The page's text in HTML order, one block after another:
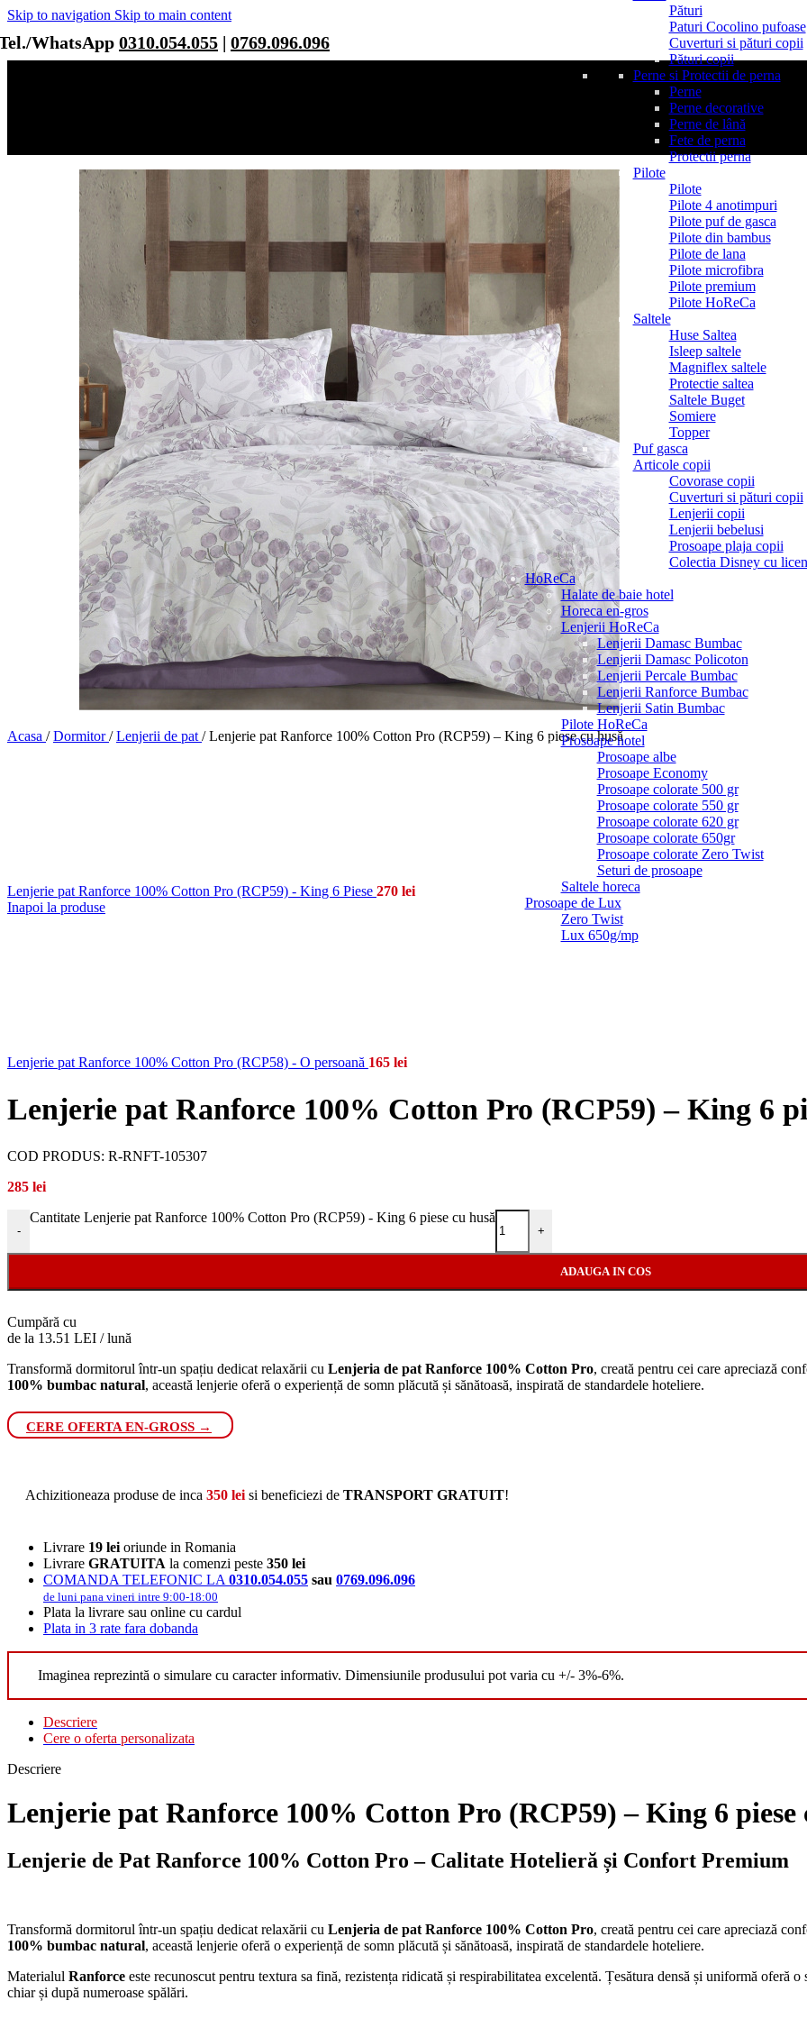
Skip to navigation Skip to main content
WhatsApp 0310.054.055 | 0769.096.096
Pături
Paturi Cocolino pufoase
Cuverturi si pături copii
Pături copii
Perne si Protectii de perna
Perne
Perne decorative
Perne de lână
Fete de perna
Protectii perna
Pilote
Pilote
Pilote 4 anotimpuri
Pilote puf de gasca
Pilote din bambus
Pilote de lana
Pilote microfibra
Pilote premium
Pilote HoReCa
Saltele
Huse Saltea
Isleep saltele
Magniflex saltele
Protectie saltea
Saltele Buget
Somiere
Topper
Puf gasca
Articole copii
Covorase copii
Cuverturi si pături copii
Lenjerii copii
Lenjerii bebelusi
Prosoape plaja copii
Colectia Disney cu
HoReCa
Halate de baie hotel
Horeca en-gros
Lenjerii HoReCa
Lenjerii Damasc Bumbac
Lenjerii Damasc Policoton
Lenjerii Percale Bumbac
Lenjerii Ranforce Bumbac
Lenjerii Satin Bumbac
Pilote HoReCa
Prosoape hotel
Prosoape albe
Prosoape Economy
Prosoape colorate 500 gr
Prosoape colorate 550 gr
Prosoape colorate 620 gr
Prosoape colorate 650gr
Prosoape colorate Zero Twist
Seturi de prosoape
Saltele horeca
Prosoape de Lux
Zero Twist
Lux 650g/mp
Acasa / Dormitor/ Lenjerii de pat / Lenjerie pat Ranforce 100% Cotton Pro (RCP59) – King 6 piese cu husă
Lenjerie pat Ranforce 100% Cotton Pro (RCP59) - King 6 Piese 270 lei
Inapoi la produse
Lenjerie pat Ranforce 100% Cotton Pro (RCP58) - O persoană 165 lei
Lenjerie pat Ranforce 100% Cotton Pro (RCP59) – King 6
COD PRODUS: R-RNFT-105307
285 lei
-
Cantitate Lenjerie pat Ranforce 100% Cotton Pro (RCP59) - King 6 piese cu husă
+
ADAUGA IN COS
Cumpără cu
de la 13.51 LEI / lună
Transformă dormitorul într-un spațiu dedicat relaxării cu Lenjeria de pat Ranforce 100% Cotton Pro, creată pentru cei care apreciază
100% bumbac natural, această lenjerie oferă o experiență de somn plăcută și sănătoasă, inspirată de standardele hoteliere.
CERE OFERTA EN-GROSS →
Achizitioneaza produse de inca 350 lei si beneficiezi de TRANSPORT GRATUIT!
Livrare 19 lei oriunde in Romania
Livrare GRATUITA la comenzi peste 350 lei
COMANDA TELEFONIC LA 0310.054.055 sau 0769.096.096
de luni pana vineri intre 9:00-18:00
Plata la livrare sau online cu cardul
Plata in 3 rate fara dobanda
Imaginea reprezintă o simulare cu caracter informativ. Dimensiunile produsului pot varia cu +/- 3%-6%.
Descriere
Cere o oferta personalizata
Descriere
Lenjerie pat Ranforce 100% Cotton Pro (RCP59) – King 6 piese
Lenjerie de Pat Ranforce 100% Cotton Pro – Calitate Hotelieră și Confort Premium
Transformă dormitorul într-un spațiu dedicat relaxării cu Lenjeria de pat Ranforce 100% Cotton Pro, creată pentru cei care apreciază
100% bumbac natural, această lenjerie oferă o experiență de somn plăcută și sănătoasă, inspirată de standardele hoteliere.
Materialul Ranforce este recunoscut pentru textura sa fină, rezistența ridicată și respirabilitatea excelentă. Țesătura densă și uniformă oferă
chiar și după numeroase spălări.